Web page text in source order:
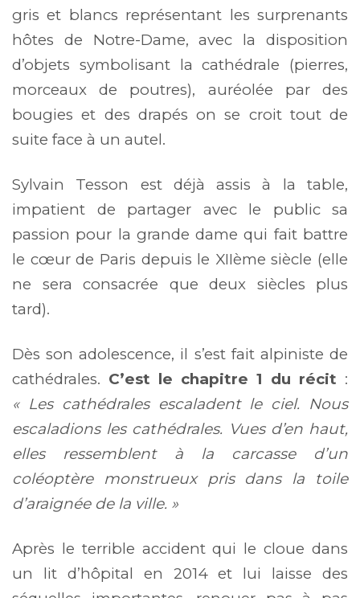
gris et blancs représentant les surprenants
hôtes de Notre-Dame, avec la disposition
d’objets symbolisant la cathédrale (pierres,
morceaux de poutres), auréolée par des
bougies et des drapés on se croit tout de
suite face à un autel.
Sylvain Tesson est déjà assis à la table,
impatient de partager avec le public sa
passion pour la grande dame qui fait battre
le cœur de Paris depuis le XIIème siècle (elle
ne sera consacrée que deux siècles plus
tard).
Dès son adolescence, il s’est fait alpiniste de
cathédrales. C’est le chapitre 1 du récit :
« Les cathédrales escaladent le ciel. Nous
escaladions les cathédrales. Vues d’en haut,
elles ressemblent à la carcasse d’un
coléoptère monstrueux pris dans la toile
d’araignée de la ville. »
Après le terrible accident qui le cloue dans
un lit d’hôpital en 2014 et lui laisse des